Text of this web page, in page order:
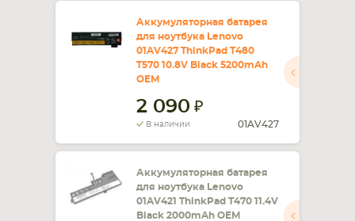
КОМПЛЕКТУЮЩИЕ
Аккумуляторная батарея
для ноутбука Lenovo
01AV427 ThinkPad T480
T570 10.8V Black 5200mAh
OEM
2 090
В наличии 01AV427
Аккумуляторная батарея
для ноутбука Lenovo
01AV421 ThinkPad T470 11.4V
Black 2000mAh OEM